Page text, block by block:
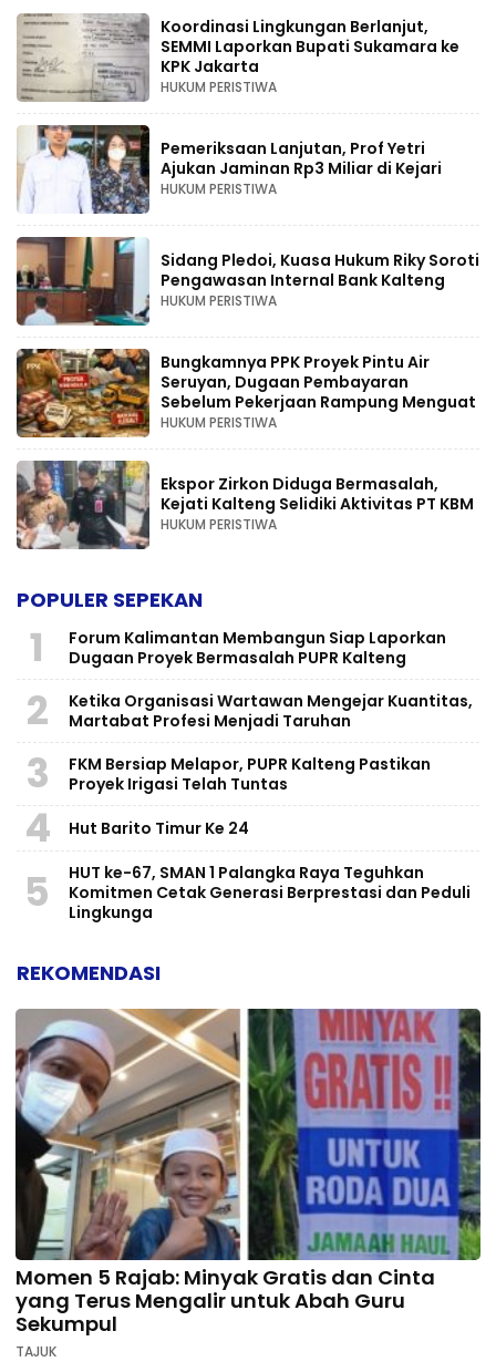
Koordinasi Lingkungan Berlanjut,
SEMMI Laporkan Bupati Sukamara ke
KPK Jakarta
HUKUM PERISTIWA
Pemeriksaan Lanjutan, Prof Yetri
Ajukan Jaminan Rp3 Miliar di Kejari
HUKUM PERISTIWA
Sidang Pledoi, Kuasa Hukum Riky Soroti
Pengawasan Internal Bank Kalteng
HUKUM PERISTIWA
Bungkamnya PPK Proyek Pintu Air
Seruyan, Dugaan Pembayaran
Sebelum Pekerjaan Rampung Menguat
HUKUM PERISTIWA
Ekspor Zirkon Diduga Bermasalah,
Kejati Kalteng Selidiki Aktivitas PT KBM
HUKUM PERISTIWA
POPULER SEPEKAN
1
Forum Kalimantan Membangun Siap Laporkan
Dugaan Proyek Bermasalah PUPR Kalteng
2
Ketika Organisasi Wartawan Mengejar Kuantitas,
Martabat Profesi Menjadi Taruhan
3
FKM Bersiap Melapor, PUPR Kalteng Pastikan
Proyek Irigasi Telah Tuntas
4 Hut Barito Timur Ke 24
5
HUT ke-67, SMAN 1 Palangka Raya Teguhkan
Komitmen Cetak Generasi Berprestasi dan Peduli
Lingkunga
REKOMENDASI
Momen 5 Rajab: Minyak Gratis dan Cinta
yang Terus Mengalir untuk Abah Guru
Sekumpul
TAJUK